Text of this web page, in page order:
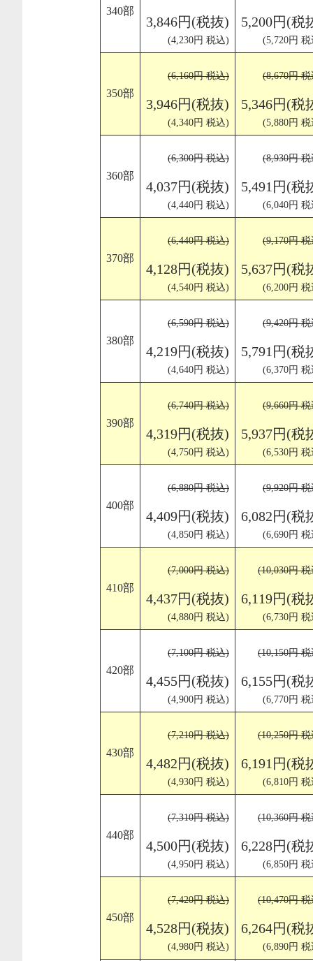
340部
3,846円(税抜)
(4,230円 税込)
5,200円(税
(5,720円
350部
(6,160円 税込)
3,946円(税抜)
(4,340円 税込)
(8,670円
5,346円(税
(5,880円
360部
(6,300円 税込)
4,037円(税抜)
(4,440円 税込)
(8,930円
5,491円(税
(6,040円
370部
(6,440円 税込)
4,128円(税抜)
(4,540円 税込)
(9,170円
5,637円(税
(6,200円
380部
(6,590円 税込)
4,219円(税抜)
(4,640円 税込)
(9,420円
5,791円(税
(6,370円
390部
(6,740円 税込)
4,319円(税抜)
(4,750円 税込)
(9,660円
5,937円(税
(6,530円
400部
(6,880円 税込)
4,409円(税抜)
(4,850円 税込)
(9,920円
6,082円(税
(6,690円
410部
(7,000円 税込)
4,437円(税抜)
(4,880円 税込)
(10,030円
6,119円(税
(6,730円
420部
(7,100円 税込)
4,455円(税抜)
(4,900円 税込)
(10,150円
6,155円(税
(6,770円
430部
(7,210円 税込)
4,482円(税抜)
(4,930円 税込)
(10,250円
6,191円(税
(6,810円
440部
(7,310円 税込)
4,500円(税抜)
(4,950円 税込)
(10,360円
6,228円(税
(6,850円
450部
(7,420円 税込)
4,528円(税抜)
(4,980円 税込)
(10,470円
6,264円(税
(6,890円